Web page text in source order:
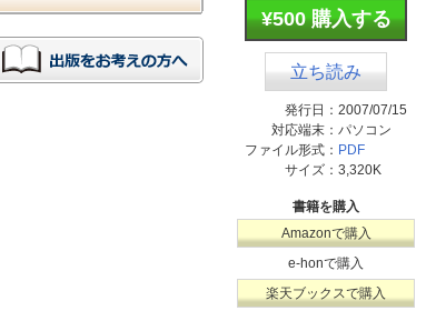
¥500 購入する
立ち読み
発行日： 2007/07/15
対応端末： パソコン
ファイル形式： PDF
サイズ： 3,320K
書籍を購入
Amazonで購入
e-honで購入
楽天ブックスで購入